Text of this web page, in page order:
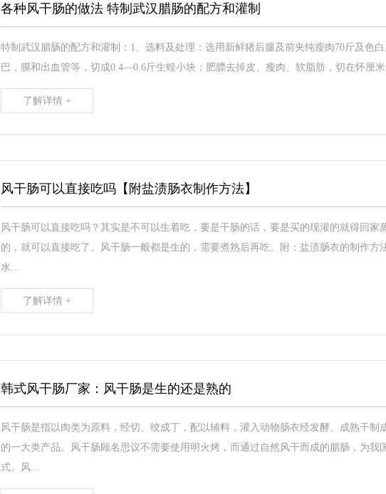
各种风干肠的做法 特制武汉腊肠的配方和灌制
特制武汉腊肠的配方和灌制：1、选料及处理：选用新鲜猪后腿及前夹纯瘦肉70斤及色
巴，膜和出血管等，切成0.4—0.6斤生蝗小块；肥膘去掉皮、瘦肉、软脂肪，切在怀厘
了解详情 +
风干肠可以直接吃吗【附盐渍肠衣制作方法】
风干肠可以直接吃吗？其实是不可以生着吃，要是干肠的话，要是买的现灌的就得回家
的，就可以直接吃了。风干肠一般都是生的，需要煮熟后再吃。附：盐渍肠衣的制作方
水...
了解详情 +
韩式风干肠厂家：风干肠是生的还是熟的
风干肠是指以肉类为原料，经切、绞成丁，配以辅料，灌入动物肠衣经发酵、成熟干制
的一大类产品。风干肠顾名思议不需要使用明火烤，而通过自然风干而成的腊肠，为我
式。风...